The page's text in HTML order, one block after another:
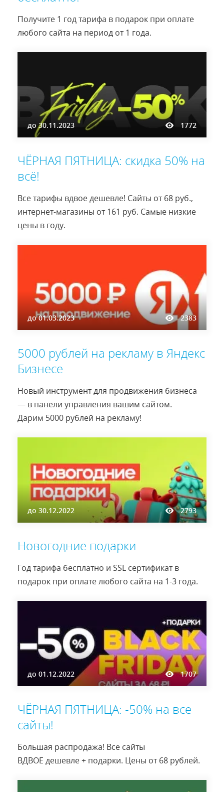
Получите 1 год тарифа в подарок при оплате
любого сайта на период от 1 года.
до30.11.2023 1772
ЧЁРНАЯ ПЯТНИЦА: скидка 50% на
всё!
Все тарифы вдвое дешевле! Сайты от 68 руб.,
интернет-магазины от 161 руб. Самые низкие
цены в году.
до01.03.2023 2383
5000 рублей на рекламу в Яндекс
Бизнесе
Новый инструмент для продвижения бизнеса
— в панели управления вашим сайтом.
Дарим 5000 рублей на рекламу!
до 30.12.2022 2793
Новогодние подарки
Год тарифа бесплатно и SSL сертификат в
подарок при оплате любого сайта на 1-3 года.
до 01.12.2022 1707
ЧЁРНАЯ ПЯТНИЦА: -50% на все
сайты!
Большая распродажа! Все сайты
ВДВОЕ дешевле + подарки. Цены от 68 рублей.